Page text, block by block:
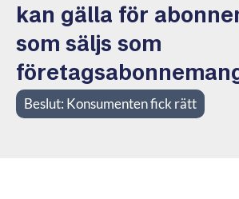
kan gälla för
som säljs som
Beslut: Konsumenten fick rätt